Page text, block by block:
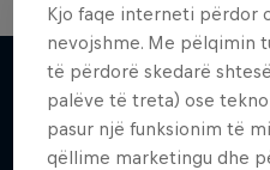
Më shumë si kjo
Kjo faqe interneti përdor
nevojshme. Me pëlqimin
të përdorë skedarë
palëve të treta) ose
pasur një funksionim të
qëllime marketingu dhe